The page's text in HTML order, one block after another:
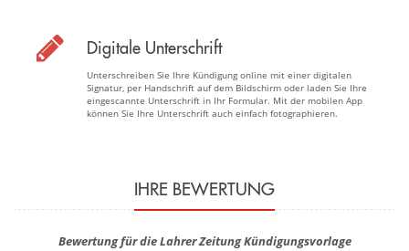
Digitale Unterschrift
Unterschreiben Sie Ihre Kündigung online mit einer digitalen
Signatur, per Handschrift auf dem Bildschirm oder laden Sie Ihre
eingescannte Unterschrift in Ihr Formular. Mit der mobilen App
können Sie Ihre Unterschrift auch einfach fotographieren.
IHRE BEWERTUNG
Bewertung für die Lahrer Zeitung Kündigungsvorlage